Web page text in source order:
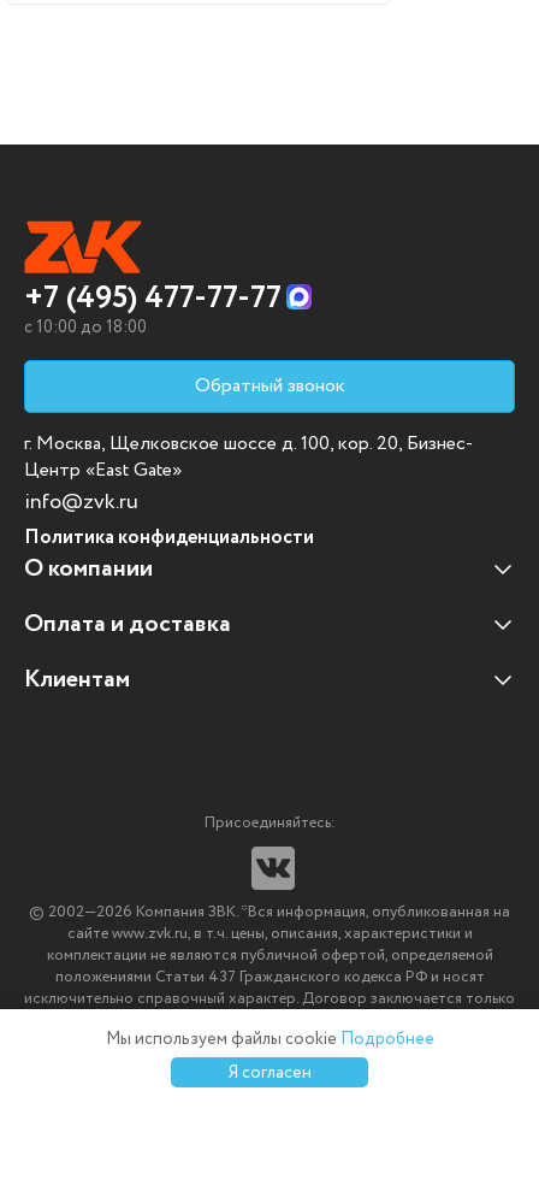
+7 (495) 477-77-77
c 10:00 до 18:00
Обратный звонок
г. Москва, Щелковское шоссе д. 100, кор. 20, Бизнес-
Центр «East Gate»
info@zvk.ru
Политика конфиденциальности
О компании
Наши клиенты
Отзывы клиентов
Оплата и доставка
Оплата и доставка
Клиентам
Мультимедийное оборудование
Импортозамещение ПО
© 2002—2026 Компания ЗВК. *Вся информация, опубликованная на
сайте www.zvk.ru, в т.ч. цены, описания, характеристики и
комплектации не являются публичной офертой, определяемой
положениями Статьи 437 Гражданского кодекса РФ и носят
исключительно справочный характер. Договор заключается только
ЗВК.
Присоединяйтесь:
0
Избранное
0
Сравнение Корзина
Мы используем файлы cookie Подробнее
Я согласен